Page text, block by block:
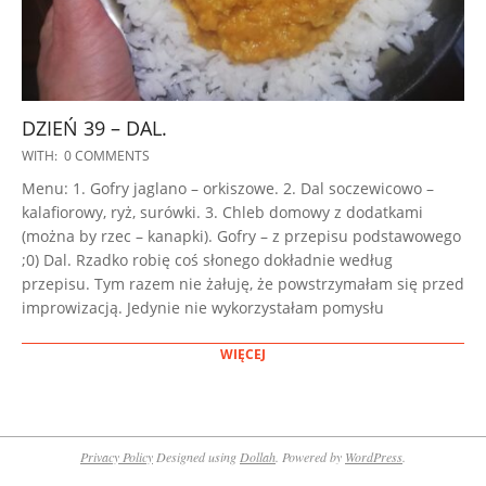
DZIEŃ 39 – DAL.
2022-
02
WITH: 0 COMMENTS
Menu: 1. Gofry jaglano – orkiszowe. 2. Dal soczewicowo –
kalafiorowy, ryż, surówki. 3. Chleb domowy z dodatkami
(można by rzec – kanapki). Gofry – z przepisu podstawowego
;0) Dal. Rzadko robię coś słonego dokładnie według
przepisu. Tym razem nie żałuję, że powstrzymałam się przed
improwizacją. Jedynie nie wykorzystałam pomysłu
WIĘCEJ
Privacy Policy Designed using Dollah . Powered by WordPress